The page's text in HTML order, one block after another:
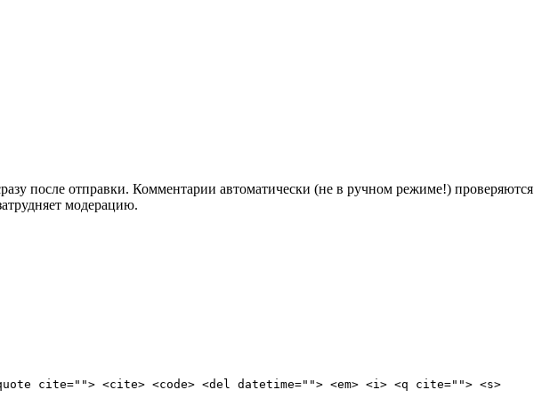
после отправки. Комментарии автоматически (не в ручном режиме!) проверяются
модерацию.
cite=""> <cite> <code> <del datetime=""> <em> <i> <q cite=""> <s>